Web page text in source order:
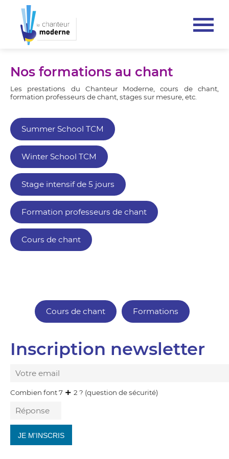
Nos formations au chant
Les prestations du Chanteur Moderne, cours de chant,
formation professeurs de chant, stages sur mesure, etc.
Summer School TCM
Winter School TCM
Stage intensif de 5 jours
Formation professeurs de chant
Cours de chant
Cours de chant Formations
Inscription newsletter
Combien font 7 2 ? (question de sécurité)